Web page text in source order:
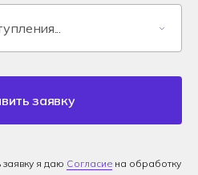
заявку
я даю Согласие на обработку